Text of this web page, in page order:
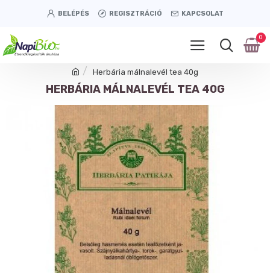
BELÉPÉS REGISZTRÁCIÓ KAPCSOLAT
0
Herbária málnalevél tea 40g
HERBÁRIA MÁLNALEVÉL TEA 40G